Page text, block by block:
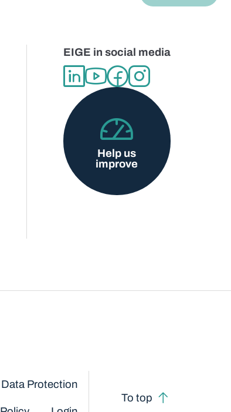
EIGE in social media
Help us
improve
Data Protection
To top